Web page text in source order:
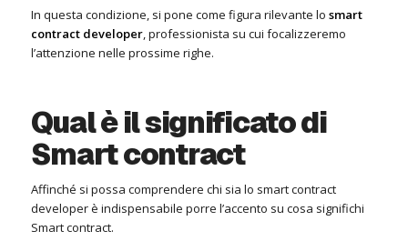
In questa condizione, si pone come figura rilevante lo smart
contract developer, professionista su cui focalizzeremo
l’attenzione nelle prossime righe.
Qual è il significato di
Smart contract
Affinché si possa comprendere chi sia lo smart contract
developer è indispensabile porre l’accento su cosa significhi
Smart contract.